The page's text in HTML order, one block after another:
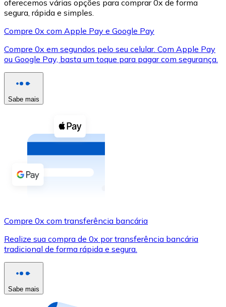
XRP
XRP
Cupons cripto
Comprar com dinheiro
Comprar com transferência bancária
Cartão de crédito / débito
Comprar com cartão
Loja - Cartões-presente
oferecemos várias opções para comprar 0x de forma
segura, rápida e simples.
Compre 0x com Apple Pay e Google Pay
Compre 0x em segundos pelo seu celular. Com Apple Pay
ou Google Pay, basta um toque para pagar com segurança.
Sabe mais
Compre 0x com transferência bancária
Realize sua compra de 0x por transferência bancária
tradicional de forma rápida e segura.
Sabe mais